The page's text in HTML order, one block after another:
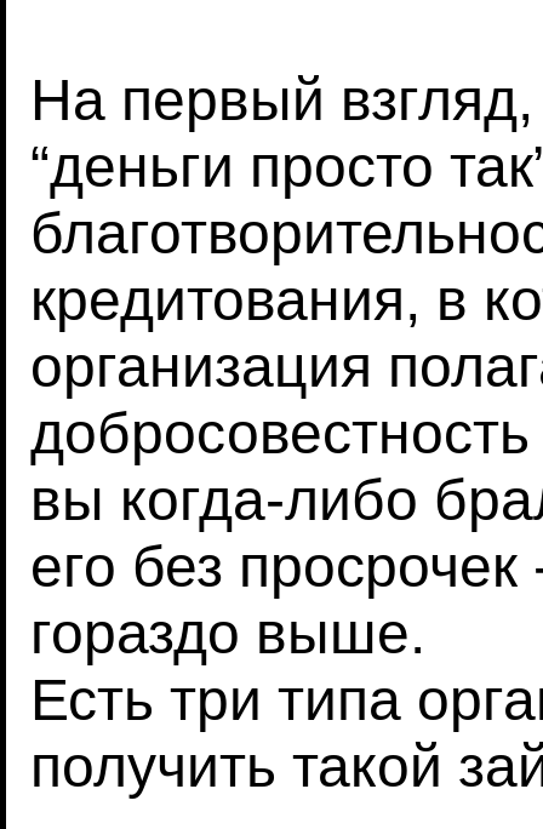
На первый
“деньги просто
кредитования, в
организация
вы когда-либо
его без
гораздо выше.
Есть три типа
получить такой